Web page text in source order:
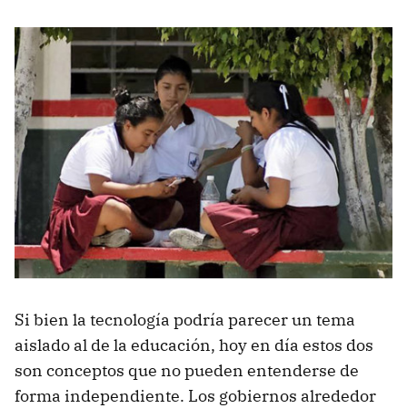
Si bien la tecnología podría parecer un tema
aislado al de la educación, hoy en día estos dos
son conceptos que no pueden entenderse de
forma independiente. Los gobiernos alrededor